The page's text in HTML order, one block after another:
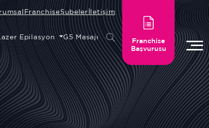
FranchiseŞubeler İletişim
Epilasyon G5 Masajı
Franchise
Başvurusu